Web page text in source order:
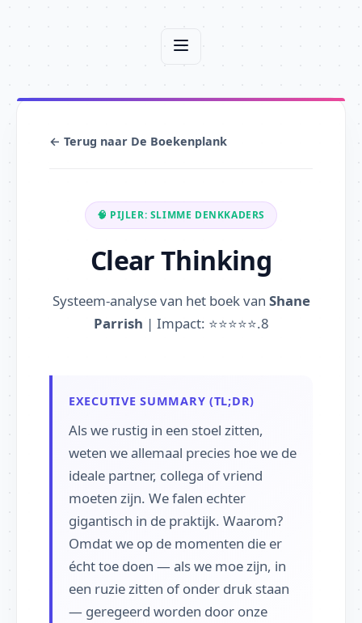
← Terug naar De Boekenplank
🧠 PIJLER: SLIMME DENKKADERS
Clear Thinking
Systeem-analyse van het boek van Shane
Parrish | Impact: ⭐⭐⭐⭐⭐.8
EXECUTIVE SUMMARY (TL;DR)
Als we rustig in een stoel zitten,
weten we allemaal precies hoe we de
ideale partner, collega of vriend
moeten zijn. We falen echter
gigantisch in de praktijk. Waarom?
Omdat we op de momenten die er
écht toe doen — als we moe zijn, in
een ruzie zitten of onder druk staan
— geregeerd worden door onze